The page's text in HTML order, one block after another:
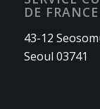
DE
43-12
Seoul 03741